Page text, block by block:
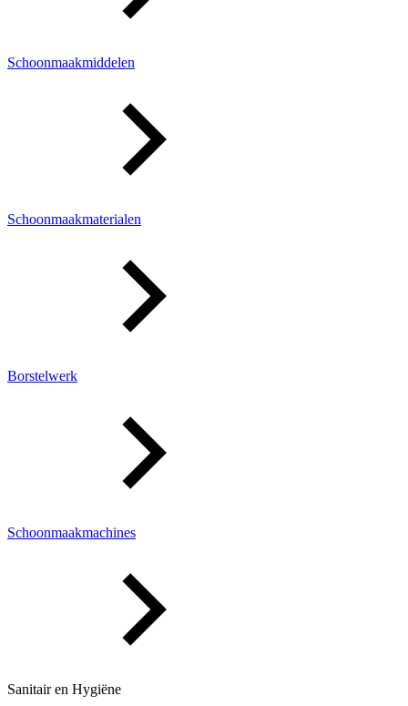
Schoonmaakmiddelen
Schoonmaakmaterialen
Borstelwerk
Schoonmaakmachines
Sanitair en Hygiëne